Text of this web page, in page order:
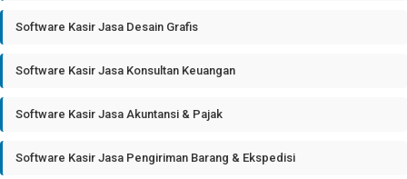
Software Kasir Jasa Desain Grafis
Software Kasir Jasa Konsultan Keuangan
Software Kasir Jasa Akuntansi & Pajak
Software Kasir Jasa Pengiriman Barang & Ekspedisi